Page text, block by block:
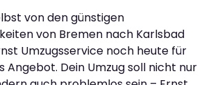
von den günstigen
von Bremen nach Karlsbad
Umzugsservice noch heute für
Angebot. Dein Umzug soll nicht nur